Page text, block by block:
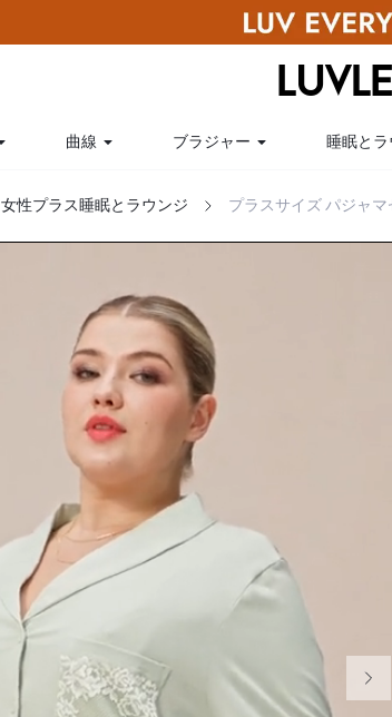
曲線 ブラジャー 睡眠と
女性プラス睡眠とラウンジ プラスサイズ パジャマ